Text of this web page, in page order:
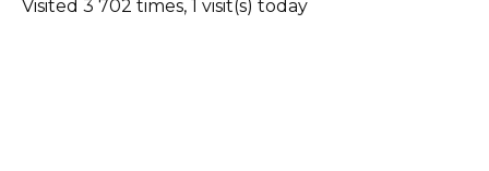
Visited 3 702 times, 1 visit(s) today